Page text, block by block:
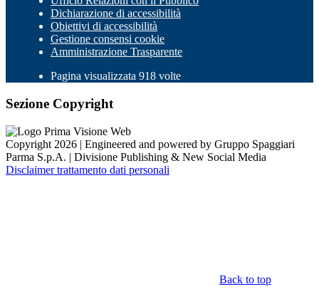
Dichiarazione di accessibilità
Obiettivi di accessibilità
Gestione consensi cookie
Amministrazione Trasparente
Pagina visualizzata 918 volte
Sezione Copyright
Copyright 2026 | Engineered and powered by Gruppo Spaggiari
Parma S.p.A. | Divisione Publishing & New Social Media
Disclaimer trattamento dati personali
Back to top